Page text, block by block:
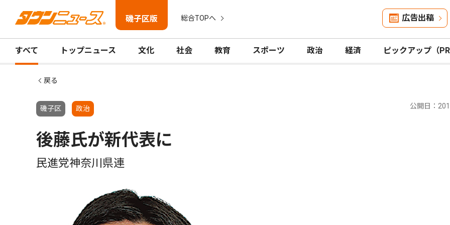
磯子区版 総合TOPへ 広告出稿
すべて トップニュース 文化 社会 教育 スポーツ 政治 経済 ピックアップ（
戻る
磯子区 政治 公開日：
後藤氏が新代表に
民進党神奈川県連